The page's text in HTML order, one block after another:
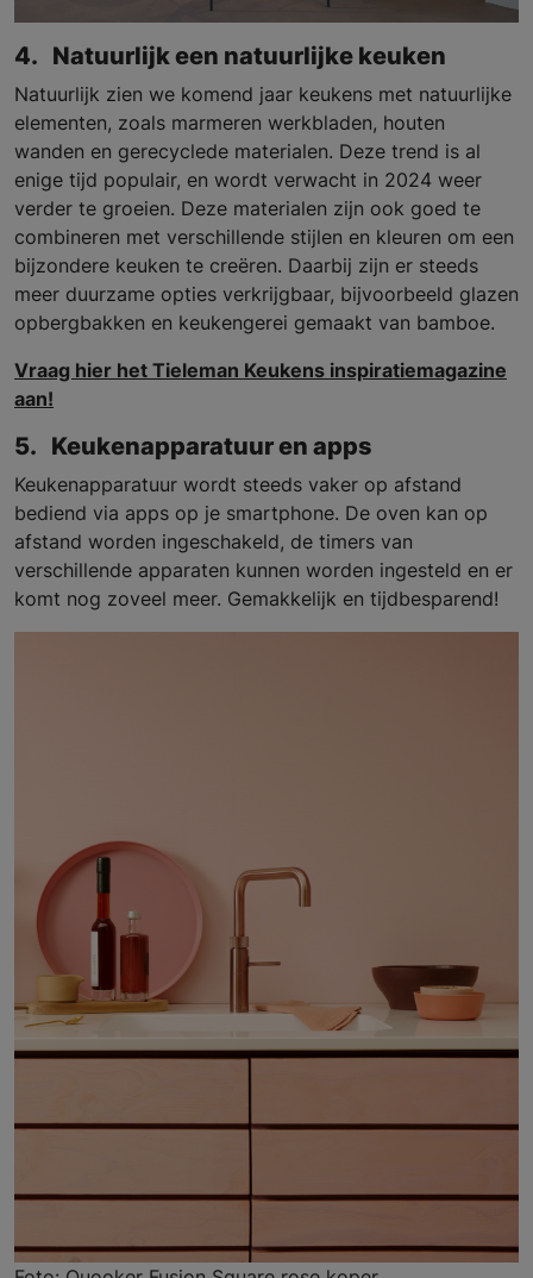
4. Natuurlijk een natuurlijke keuken
Natuurlijk zien we komend jaar keukens met natuurlijke
elementen, zoals marmeren werkbladen, houten
wanden en gerecyclede materialen. Deze trend is al
enige tijd populair, en wordt verwacht in 2024 weer
verder te groeien. Deze materialen zijn ook goed te
combineren met verschillende stijlen en kleuren om een
bijzondere keuken te creëren. Daarbij zijn er steeds
meer duurzame opties verkrijgbaar, bijvoorbeeld glazen
opbergbakken en keukengerei gemaakt van bamboe.
Vraag hier het Tieleman Keukens inspiratiemagazine
aan!
5. Keukenapparatuur en apps
Keukenapparatuur wordt steeds vaker op afstand
bediend via apps op je smartphone. De oven kan op
afstand worden ingeschakeld, de timers van
verschillende apparaten kunnen worden ingesteld en er
komt nog zoveel meer. Gemakkelijk en tijdbesparend!